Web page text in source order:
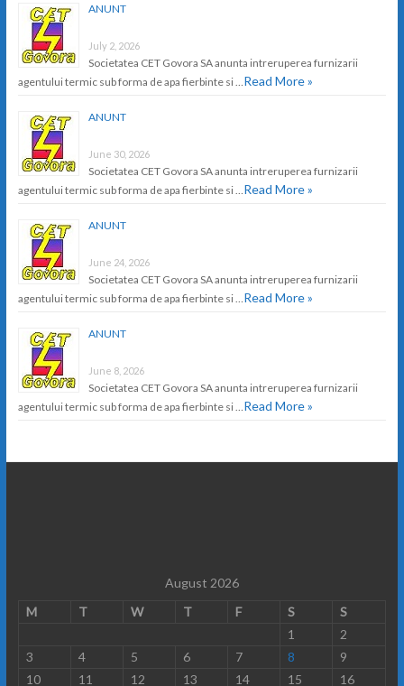
ANUNT
July 2, 2026
Societatea CET Govora SA anunta intreruperea furnizarii
agentului termic sub forma de apa fierbinte si … Read More »
ANUNT
June 30, 2026
Societatea CET Govora SA anunta intreruperea furnizarii
agentului termic sub forma de apa fierbinte si … Read More »
ANUNT
June 24, 2026
Societatea CET Govora SA anunta intreruperea furnizarii
agentului termic sub forma de apa fierbinte si … Read More »
ANUNT
June 8, 2026
Societatea CET Govora SA anunta intreruperea furnizarii
agentului termic sub forma de apa fierbinte si … Read More »
August 2026
M
T W T F S
S
1
2
3
4 5 6 7 8
9
10
11 12 13 14 15
16